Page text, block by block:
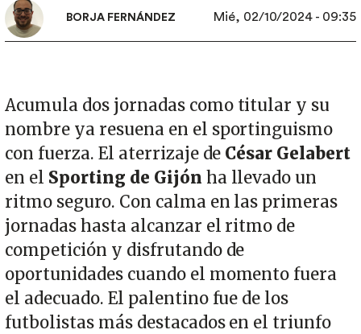
BORJA FERNÁNDEZ Mié, 02/10/2024 - 09:35
Acumula dos jornadas como titular y su
nombre ya resuena en el sportinguismo
con fuerza. El aterrizaje de César Gelabert
en el Sporting de Gijón ha llevado un
ritmo seguro. Con calma en las primeras
jornadas hasta alcanzar el ritmo de
competición y disfrutando de
oportunidades cuando el momento fuera
el adecuado. El palentino fue de los
futbolistas más destacados en el triunfo